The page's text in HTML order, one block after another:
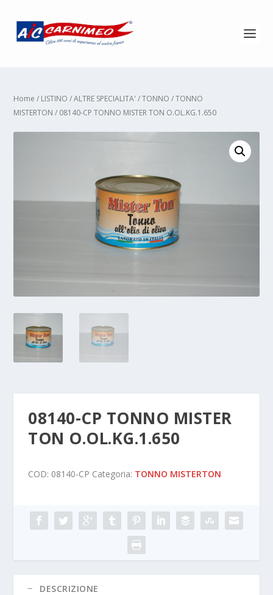
Home / LISTINO /ALTRE SPECIALITA' /TONNO /TONNO
MISTERTON / 08140-CP TONNO MISTER TON O.OL.KG.1.650
08140-CP TONNO MISTER
TON O.OL.KG.1.650
COD: 08140-CP Categoria: TONNO MISTERTON
DESCRIZIONE